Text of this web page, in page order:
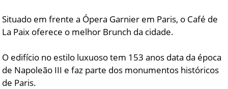
Situado em frente a Ópera Garnier em Paris, o Café de
La Paix oferece o melhor Brunch da cidade.
O edifício no estilo luxuoso tem 153 anos data da época
de Napoleão III e faz parte dos monumentos históricos
de Paris.